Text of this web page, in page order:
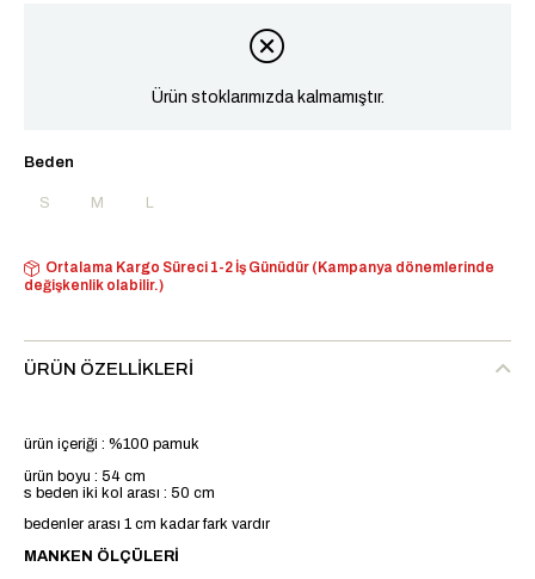
Ürün stoklarımızda kalmamıştır.
Beden
S M L
Ortalama Kargo Süreci 1-2 İş Günüdür (Kampanya dönemlerinde
değişkenlik olabilir.)
ÜRÜN ÖZELLIKLERI
ürün içeriği : %100 pamuk
ürün boyu : 54 cm
s beden iki kol arası : 50 cm
bedenler arası 1 cm kadar fark vardır
MANKEN ÖLÇÜLERİ